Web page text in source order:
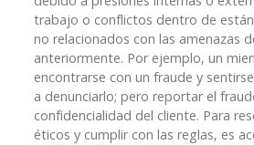
trabajo o conflictos dentro de
no relacionados con las amenazas
anteriormente. Por ejemplo, un
encontrarse con un fraude y
a denunciarlo; pero reportar el
confidencialidad del cliente. Para
éticos y cumplir con las reglas, es